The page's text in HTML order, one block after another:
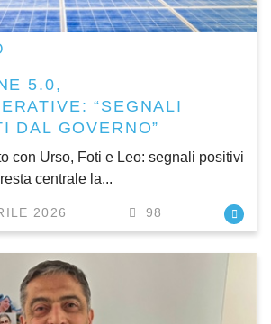
5.0,
“SEGNALI
DAL GOVERNO”
con Urso, Foti e Leo: segnali positivi
centrale la...
2026 98